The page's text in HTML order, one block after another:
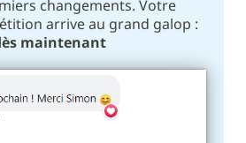
changements. Votre
arrive au grand galop :
maintenant